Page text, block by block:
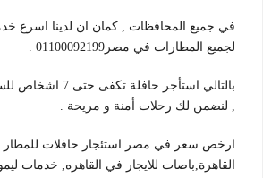
في جميع المحافظات , كمان ان لدينا اسرع
لجميع المطارات في مصر01100092199 .
بالتالي استأجر
, لنضمن لك رحلات أمنة و مريحة .
ارخص سعر في مصر استئجار حافلات للمطار
القاهرة,باصات للايجار في القاهره, خدمات